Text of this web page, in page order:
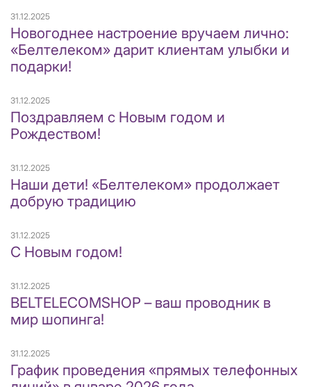
31.12.2025
Новогоднее настроение вручаем лично:
«Белтелеком» дарит клиентам улыбки и
подарки!
31.12.2025
Поздравляем с Новым годом и
Рождеством!
31.12.2025
Наши дети! «Белтелеком» продолжает
добрую традицию
31.12.2025
С Новым годом!
31.12.2025
BELTELECOMSHOP – ваш проводник в
мир шопинга!
31.12.2025
График проведения «прямых телефонных